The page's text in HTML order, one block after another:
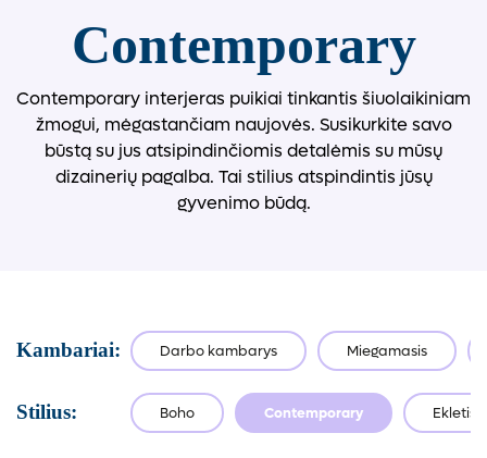
Kontaktai
Prisijungti/Registruotis Prašyti dizaino
Contemporary
Contemporary interjeras puikiai tinkantis šiuolaikiniam
žmogui, mėgastančiam naujovės. Susikurkite savo
būstą su jus atsipindinčiomis detalėmis su mūsų
dizainerių pagalba. Tai stilius atspindintis jūsų
gyvenimo būdą.
Kambariai: Darbo kambarys Miegamasis
Stilius: Boho Contemporary